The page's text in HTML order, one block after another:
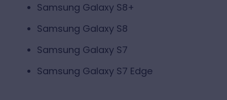
Samsung Galaxy S8+
Samsung Galaxy S8
Samsung Galaxy S7
Samsung Galaxy S7 Edge